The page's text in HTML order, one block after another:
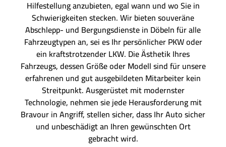
Hilfestellung anzubieten, egal wann und wo Sie in
Schwierigkeiten stecken. Wir bieten souveräne
Abschlepp- und Bergungsdienste in Döbeln für alle
Fahrzeugtypen an, sei es Ihr persönlicher PKW oder
ein kraftstrotzender LKW. Die Ästhetik Ihres
Fahrzeugs, dessen Größe oder Modell sind für unsere
erfahrenen und gut ausgebildeten Mitarbeiter kein
Streitpunkt. Ausgerüstet mit modernster
Technologie, nehmen sie jede Herausforderung mit
Bravour in Angriff, stellen sicher, dass Ihr Auto sicher
und unbeschädigt an Ihren gewünschten Ort
gebracht wird.